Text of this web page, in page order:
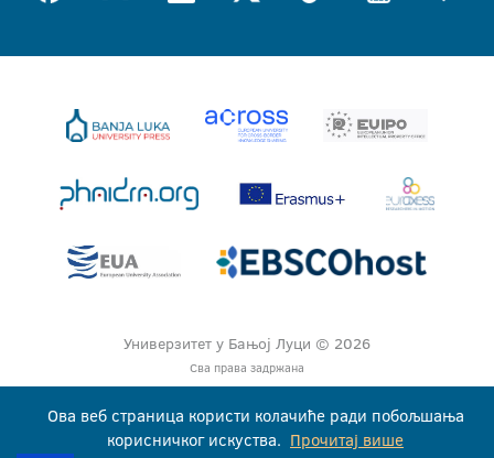
Универзитет у Бањој Луци © 2026
Сва права задржана
Ова веб страница користи колачиће ради побољшања
корисничког искуства. Прочитај више